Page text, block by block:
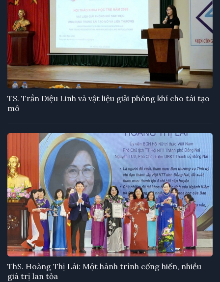
TS. Trần Diệu Linh và vật liệu giải phóng khí cho tái tạo
mô
ThS. Hoàng Thị Lài: Một hành trình cống hiến, nhiều
giá trị lan tỏa